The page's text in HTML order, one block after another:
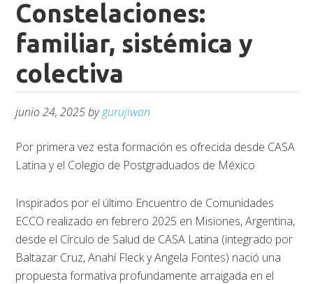
Constelaciones:
familiar, sistémica y
colectiva
junio 24, 2025bygurujiwan
Por primera vez esta formación es ofrecida desde CASA
Latina y el Colegio de Postgraduados de México
Inspirados por el último Encuentro de Comunidades
ECCO realizado en febrero 2025 en Misiones, Argentina,
desde el Círculo de Salud de CASA Latina (integrado por
Baltazar Cruz, Anahí Fleck y Angela Fontes) nació una
propuesta formativa profundamente arraigada en el